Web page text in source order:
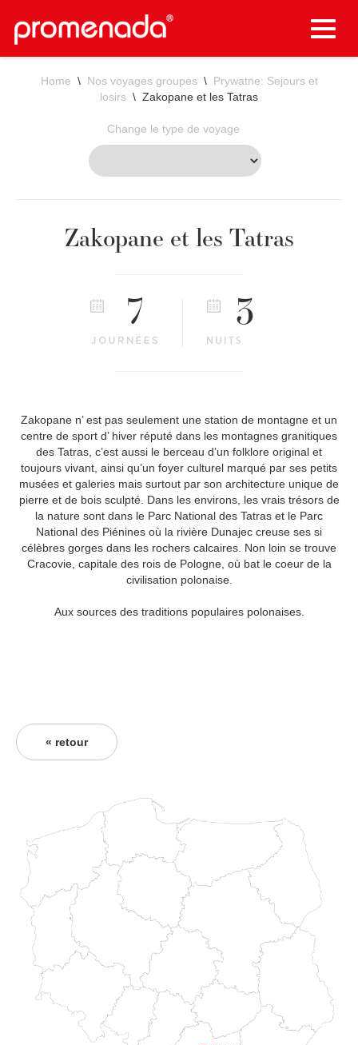
Toggle
Home \ Nos voyages groupes\ Prywatne: Sejours et
losirs \ Zakopane et les Tatras
Change le type de voyage
Zakopane et les Tatras
7 3
Zakopane n’ est pas seulement une station de montagne et un
centre de sport d’ hiver réputé dans les montagnes granitiques
des Tatras, c’est aussi le berceau d’un folklore original et
toujours vivant, ainsi qu’un foyer culturel marqué par ses petits
musées et galeries mais surtout par son architecture unique de
pierre et de bois sculpté. Dans les environs, les vrais trésors de
la nature sont dans le Parc National des Tatras et le Parc
National des Piénines où la rivière Dunajec creuse ses si
célèbres gorges dans les rochers calcaires. Non loin se trouve
Cracovie, capitale des rois de Pologne, où bat le coeur de la
civilisation polonaise.
Aux sources des traditions populaires polonaises.
« retour